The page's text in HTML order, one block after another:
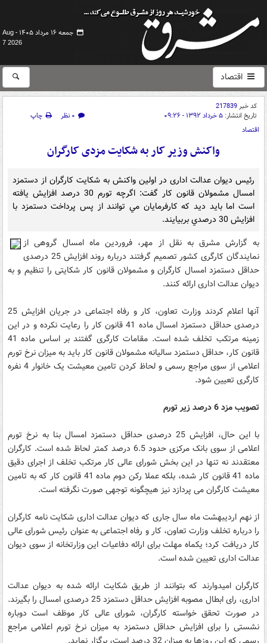
جمعه ۱۶ مرداد ۱۴۰۵ -
Aug
7 2026
اقتصاد
کد خبر217839
تاریخ انتشار: ۵ خرداد ۱۳۹۲ - ۰۹:۲۶ ۰ نظر
چاپ
اقتصاد
واکنش وزیر کار به شکایت مزدی کارگران
رئیس دیوان عدالت اداری در اولین واکنش به شکایت کارگران از دستمزد
امسال مشمولان قانون کار گفت: اگرچه تورم 30 درصد افزايش يافته
است اما بايد ديد که کارفرمايان مي توانند از پس پرداخت دستمزد با
افزايش 30 درصدي بربيايند.
به گزارش مشرق به نقل از مهر، فروردین ماه امسال گروهی از
نمایندگان کارگری کشور تصمیم گرفتند درباره روند افزایش 25 درصدی
حداقل دستمزد امسال کارگران و مشمولان قانون کار شکایتی را تنظیم و به
دیوان عدالت اداری ارائه کنند.
آنها اعلام کردند وزارت تعاون، کار و رفاه اجتماعی در جریان افزایش 25
درصدی حداقل دستمزد امسال ماده 41 قانون کار را رعایت نکرده و در این
زمینه مرتکب تخلف شده است. مقامات کارگری گفتند بر اساس ماده 41
قانون کار، حداقل دستمزد سالیانه مشمولان قانون کار باید به میزان نرخ تورم
اعلامی از سوی مراجع رسمی و لحاظ کردن تامین معیشت یک خانوار 4 نفره
کارگری تعیین شود.
تصویب مزد 6 درصد زیر تورم
با این حال، افزایش 25 درصدی حداقل دستمزد امسال بنا به نرخ تورم
اعلامی از سوی بانک مرکزی حدود 6.5 درصد کمتر لحاظ شده است. کارگران
معتقدند نه تنها در این بخش شورای عالی کار مرتکب تخلف از اجرای دقیق
ماده 41 قانون کار شده، بلکه عملا رکن دوم ماده 41 قانون کار که به تامین
معیشت کارگران می پردازد نیز هیچگونه توجهی صورت نگرفته است.
از نهم اردیبهشت ماه سال جاری که دیوان عدالت اداری شکایت نامه کارگران
را درباره تخلف وزارت تعاون، کار و رفاه اجتماعی به عنوان رئیس شورای عالی
کار دریافت کرد؛ یکماه مهلت برای ارائه دفاعیات این وزارتخانه از سوی دیوان
عدالت اداری تعیین شده است.
کارگران امیدوارند که بتوانند از طریق شکایت ارائه شده به دیوان عدالت
اداری، رای ابطال مصوبه افزایش حداقل دستمزد 25 درصدی امسال را بگیرند.
در صورت تحقق خواسته کارگران، شورای عالی کار موظف است دوباره
نشستی را برای افزایش حداقل دستمزد به میزان نرخ تورم اعلامی مراجع